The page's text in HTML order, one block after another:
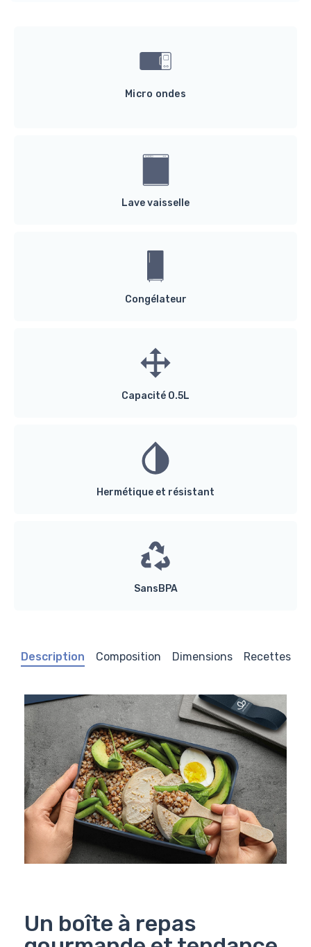
Micro ondes
Lave vaisselle
Congélateur
Capacité 0.5L
Hermétique et résistant
SansBPA
Description Composition Dimensions Recettes
Un boîte à repas